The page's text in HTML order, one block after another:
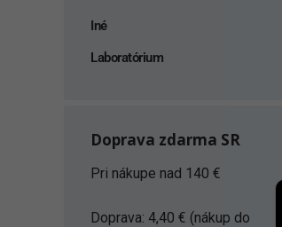
Iné
Laboratórium
Doprava zdarma SR
Pri nákupe nad 140 €
Doprava: 4,40 € (nákup do